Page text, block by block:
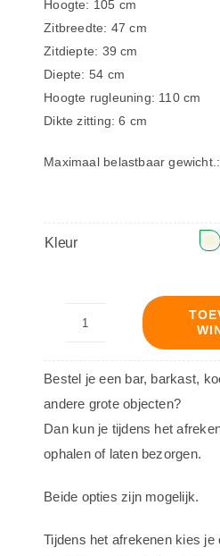
Hoogte: 105 cm
Zitbreedte: 47 cm
Zitdiepte: 39 cm
Diepte: 54 cm
Hoogte rugleuning: 110 cm
Dikte zitting: 6 cm
Maximaal belastbaar
Kleur
-
Gerecycled
polyester
aantal
Bestel je een bar, barkast,
andere grote objecten?
Dan kun je tijdens het
ophalen of laten bezorgen.
Beide opties zijn mogelijk.
Tijdens het afrekenen kies je